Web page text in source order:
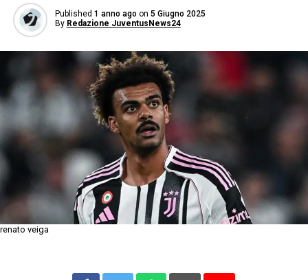
Published 1 anno ago on 5 Giugno 2025
By Redazione JuventusNews24
renato veiga